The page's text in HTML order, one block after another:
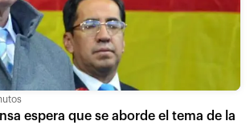
espera que se aborde el tema de la